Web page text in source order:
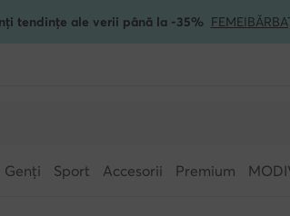
tendințe ale verii până la -35% FEMEI
Genți Sport Accesorii Premium